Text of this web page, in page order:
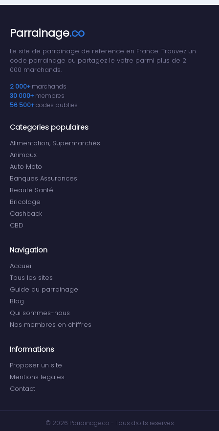
Parrainage.co
Le site de parrainage de reference en France. Trouvez un
code parrainage ou partagez le votre parmi plus de 2
000 marchands.
2 000+ marchands
30 000+ membres
56 500+codes publies
Categories populaires
Alimentation, Supermarchés
Animaux
Auto Moto
Banques Assurances
Beauté Santé
Bricolage
Cashback
CBD
Navigation
Accueil
Tous les sites
Guide du parrainage
Blog
Qui sommes-nous
Nos membres en chiffres
Informations
Proposer un site
Mentions legales
Contact
© 2026 Parrainage.co - Tous droits reserves